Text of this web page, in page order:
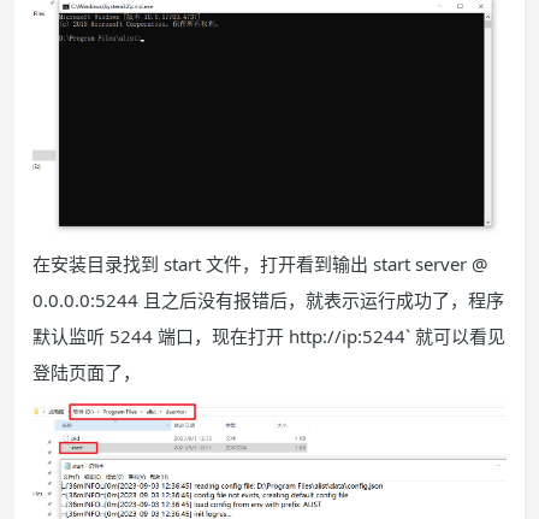
在安装目录找到 start 文件，打开看到输出 start server @
0.0.0.0:5244 且之后没有报错后，就表示运行成功了，程序
默认监听 5244 端口，现在打开 http://ip:5244` 就可以看见
登陆页面了，